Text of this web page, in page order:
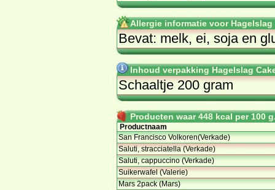
Allergie informatie voor
Bevat: melk, ei, soja en
Inhoud verpakking Hagelslag
Schaaltje 200 gram
Producten waar 448 kcal per 100
Productnaam
San Francisco Volkoren(Verkade)
Saluti, stracciatella (Verkade)
Saluti, cappuccino (Verkade)
Suikerwafel (Valerie)
Mars 2pack (Mars)